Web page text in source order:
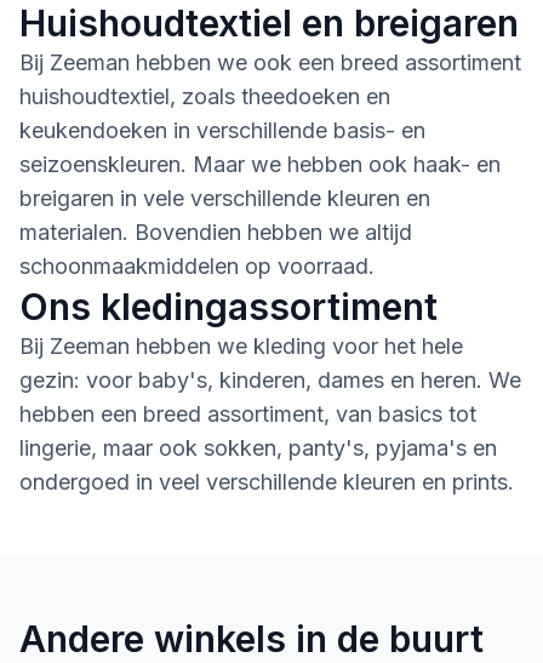
Huishoudtextiel en breigaren
Bij Zeeman hebben we ook een breed assortiment
huishoudtextiel, zoals theedoeken en
keukendoeken in verschillende basis- en
seizoenskleuren. Maar we hebben ook haak- en
breigaren in vele verschillende kleuren en
materialen. Bovendien hebben we altijd
schoonmaakmiddelen op voorraad.
Ons kledingassortiment
Bij Zeeman hebben we kleding voor het hele
gezin: voor baby's, kinderen, dames en heren. We
hebben een breed assortiment, van basics tot
lingerie, maar ook sokken, panty's, pyjama's en
ondergoed in veel verschillende kleuren en prints.
Andere winkels in de buurt